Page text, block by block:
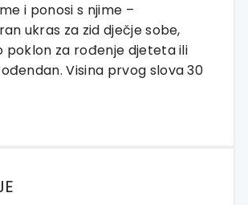
i ponosi s njime –
ukras za zid dječje sobe,
poklon za rođenje djeteta ili
Visina prvog slova 30